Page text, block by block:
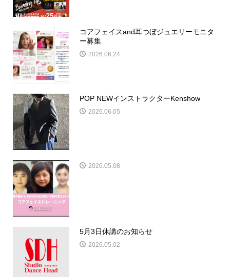
コアフェイスand耳つぼジュエリーモニタ
ー募集
2026.06.24
POP NEWインストラクターKenshow
2026.06.05
2026.05.08
5月3日休講のお知らせ
2026.05.02